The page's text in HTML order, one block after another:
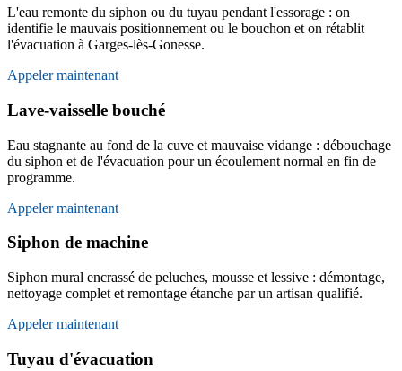
L'eau remonte du siphon ou du tuyau pendant l'essorage : on
identifie le mauvais positionnement ou le bouchon et on rétablit
l'évacuation à Garges-lès-Gonesse.
Appeler maintenant
Lave-vaisselle bouché
Eau stagnante au fond de la cuve et mauvaise vidange : débouchage
du siphon et de l'évacuation pour un écoulement normal en fin de
programme.
Appeler maintenant
Siphon de machine
Siphon mural encrassé de peluches, mousse et lessive : démontage,
nettoyage complet et remontage étanche par un artisan qualifié.
Appeler maintenant
Tuyau d'évacuation